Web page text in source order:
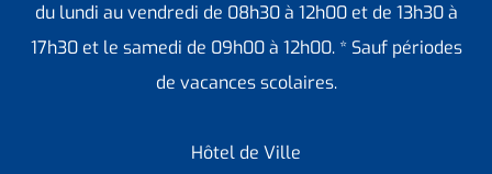
du lundi au vendredi de 08h30 à 12h00 et de 13h30 à
17h30 et le samedi de 09h00 à 12h00. * Sauf périodes
de vacances scolaires.
Hôtel de Ville